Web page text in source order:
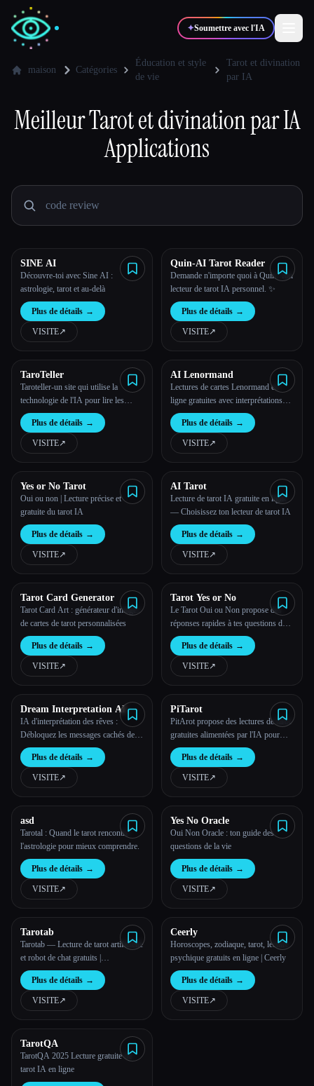
✦Soumettre avec l'IA
📈 Marketeurs
🎓 Étudiants
Blog
Comparer les outils
Toutes les catégories
À propos
Esc
maison Catégories
Éducation et style
de vie
Tarot et divination
par IA
MeilleurTarot et divination par IA
Applications
SINE AI
Découvre-toi avec Sine AI :
astrologie, tarot et au-delà
Plus de détails →
VISITE↗︎
Quin-AI Tarot Reader
Demande n'importe quoi à Quin. Ton
lecteur de tarot IA personnel. ✨
Plus de détails →
VISITE↗︎
TaroTeller
Taroteller-un site qui utilise la
technologie de l'IA pour lire les
cartes de tarot
Plus de détails →
VISITE↗︎
AI Lenormand
Lectures de cartes Lenormand en
ligne gratuites avec interprétations
basées sur l'IA. Apprenez la
signification des cartes et explorez
les différentes cartes.
Plus de détails →
VISITE↗︎
Yes or No Tarot
Oui ou non | Lecture précise et
gratuite du tarot IA
Plus de détails →
VISITE↗︎
AI Tarot
Lecture de tarot IA gratuite en ligne
— Choisissez ton lecteur de tarot IA
Plus de détails →
VISITE↗︎
Tarot Card Generator
Tarot Card Art : générateur d'images
de cartes de tarot personnalisées
Plus de détails →
VISITE↗︎
Tarot Yes or No
Le Tarot Oui ou Non propose des
réponses rapides à tes questions de
tous les jours. Il suffit de demander,
de tirer une carte et de répondre
simplement par oui, non ou peut-être
pour t'aider à faire tes choix.
Plus de détails →
VISITE↗︎
Dream Interpretation AI
IA d'interprétation des rêves :
Débloquez les messages cachés de
tes rêves
Plus de détails →
VISITE↗︎
PiTarot
PitArot propose des lectures de tarot
gratuites alimentées par l'IA pour
aider les utilisateurs à découvrir leur
avenir grâce à des cartes
personnalisées et à des conseils
quotidiens.
Plus de détails →
VISITE↗︎
asd
Tarotal : Quand le tarot rencontre
l'astrologie pour mieux comprendre.
Plus de détails →
VISITE↗︎
Yes No Oracle
Oui Non Oracle : ton guide des
questions de la vie
Plus de détails →
VISITE↗︎
Tarotab
Tarotab — Lecture de tarot artificielle
et robot de chat gratuits |
Informations précises sur le tarot en
lignePlus de détails →
VISITE↗︎
Ceerly
Horoscopes, zodiaque, tarot, lecture
psychique gratuits en ligne | Ceerly
Plus de détails →
VISITE↗︎
TarotQA
TarotQA 2025 Lecture gratuite de
tarot IA en ligne